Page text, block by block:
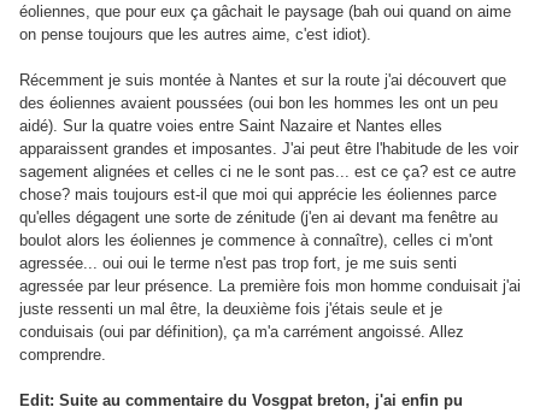
éoliennes, que pour eux ça gâchait le paysage (bah oui quand on aime
on pense toujours que les autres aime, c'est idiot).
Récemment je suis montée à Nantes et sur la route j'ai découvert que
des éoliennes avaient poussées (oui bon les hommes les ont un peu
aidé). Sur la quatre voies entre Saint Nazaire et Nantes elles
apparaissent grandes et imposantes. J'ai peut être l'habitude de les voir
sagement alignées et celles ci ne le sont pas... est ce ça? est ce autre
chose? mais toujours est-il que moi qui apprécie les éoliennes parce
qu'elles dégagent une sorte de zénitude (j'en ai devant ma fenêtre au
boulot alors les éoliennes je commence à connaître), celles ci m'ont
agressée... oui oui le terme n'est pas trop fort, je me suis senti
agressée par leur présence. La première fois mon homme conduisait j'ai
juste ressenti un mal être, la deuxième fois j'étais seule et je
conduisais (oui par définition), ça m'a carrément angoissé. Allez
comprendre.
Edit: Suite au commentaire du Vosgpat breton, j'ai enfin pu